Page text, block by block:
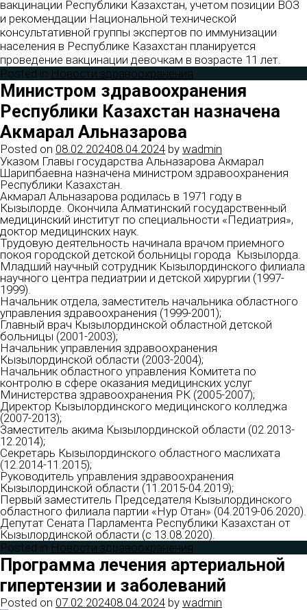
вакцинации Республики Казахстан, учетом позиции ВОЗ
и рекомендации Национальной технической
консультативной группы экспертов по иммунизации
населения в Республике Казахстан планируется
проведение вакцинации девочкам в возрасте 11 лет.
Posted in Новости здравоохранения
Министром здравоохранения
Республики Казахстан назначена
Акмарал Альназарова
Posted on 08.02.202408.04.2024 by wadmin
Указом Главы государства Альназарова Акмарал
Шарипбаевна назначена министром здравоохранения
Республики Казахстан.
Акмарал Альназарова родилась в 1971 году в
Кызылорде. Окончила Алматинский государственный
медицинский институт по специальности «Педиатрия»,
доктор медицинских наук.
Трудовую деятельность начинала врачом приемного
покоя городской детской больницы города Кызылорда.
Младший научный сотрудник Кызылординского филиала
научного центра педиатрии и детской хирургии (1997-
1999).
Начальник отдела, заместитель начальника областного
управления здравоохранения (1999-2001);
Главный врач Кызылординской областной детской
больницы (2001-2003);
Начальник управления здравоохранения
Кызылординской области (2003-2004);
Начальник областного управления Комитета по
контролю в сфере оказания медицинских услуг
Министерства здравоохранения РК (2005-2007);
Директор Кызылординского медицинского колледжа
(2007-2013);
Заместитель акима Кызылординской области (02.2013-
12.2014);
Секретарь Кызылординского областного маслихата
(12.2014-11.2015);
Руководитель управления здравоохранения
Кызылординской области (11.2015-04.2019);
Первый заместитель Председателя Кызылординского
областного филиала партии «Нур Отан» (04.2019-06.2020).
Депутат Сената Парламента Республики Казахстан от
Кызылординской области (с 13.08.2020).
Posted in Новости здравоохранения
Программа лечения артериальной
гипертензии и заболеваний
Posted on 07.02.202408.04.2024 by wadmin